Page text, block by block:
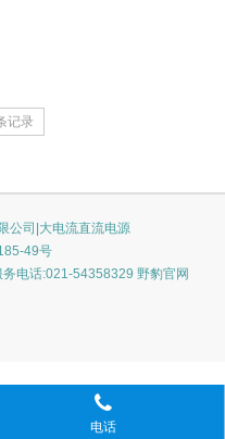
记录
公司|大电流直流电源
49号
电话:021-54358329 野豹官网
电话